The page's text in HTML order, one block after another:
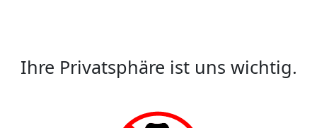
Ihre Privatsphäre ist uns wichtig.